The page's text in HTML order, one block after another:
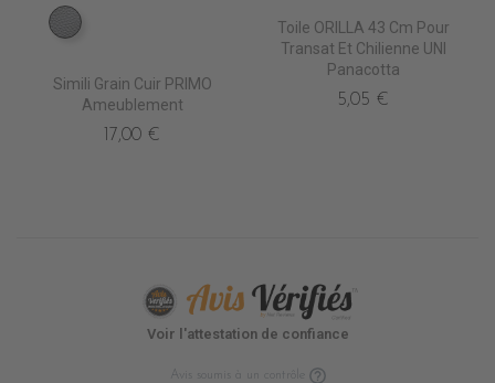
EN6000 ARGENT
Simili Grain Cuir PRIMO
Ameublement
17,00 €
Toile ORILLA 43 Cm Pour
Transat Et Chilienne UNI
Panacotta
5,05 €
Voir l'attestation de confiance
Avis soumis à un contrôle